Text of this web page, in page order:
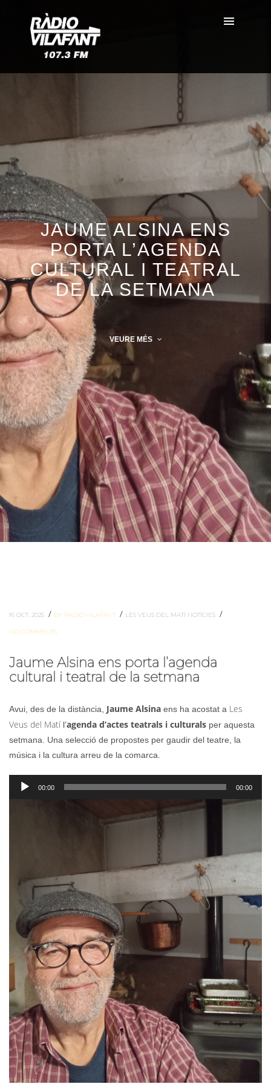
JAUME ALSINA ENS
PORTA L’AGENDA
CULTURAL I TEATRAL
DE LA SETMANA
VEURE MÉS
16 OCT. 2025 / BY RADIO VILAFANT / LES VEUS DEL MATÍ NOTÍCIES /
NO COMMENTS
Jaume Alsina ens porta l’agenda
cultural i teatral de la setmana
Avui, des de la distància, Jaume Alsina ens ha acostat a Les
Veus del Matí l’agenda d’actes teatrals i culturals per aquesta
setmana. Una selecció de propostes per gaudir del teatre, la
música i la cultura arreu de la comarca.
Reproductor
d'àudio
00:00 00:00